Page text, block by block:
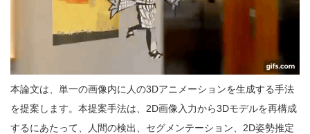
本論文は、単一の画像内に人の3Dアニメーションを生成する手法
を提案します。本提案手法は、2D画像入力から3Dモデルを再構成
するにあたって、人間の検出、セグメンテーション、2D姿勢推定